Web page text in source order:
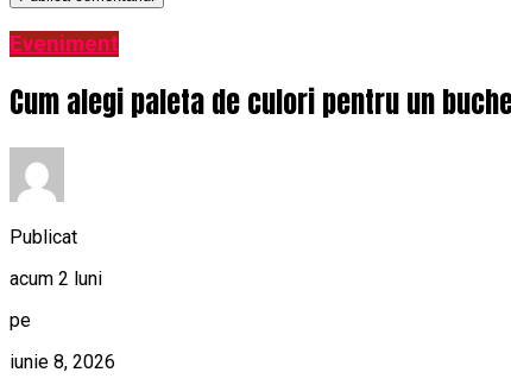
Eveniment
Cum alegi paleta de culori pentru un
Publicat
acum 2 luni
pe
iunie 8, 2026